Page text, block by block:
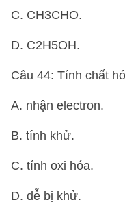
C. CH3CHO.
D. C2H5OH.
Câu 44: Tính chất
A. nhận electron.
B. tính khử.
C. tính oxi hóa.
D. dễ bị khử.